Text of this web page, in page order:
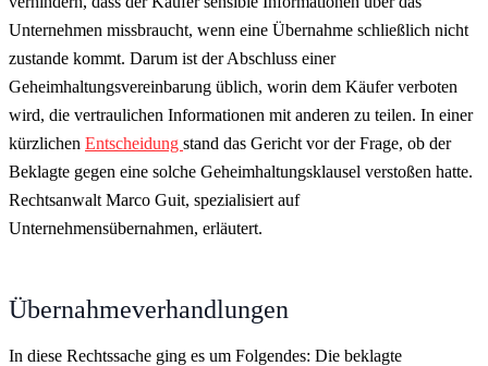
Unternehmen missbraucht, wenn eine Übernahme schließlich nicht
zustande kommt. Darum ist der Abschluss einer
Geheimhaltungsvereinbarung üblich, worin dem Käufer verboten
wird, die vertraulichen Informationen mit anderen zu teilen. In einer
kürzlichen Entscheidung stand das Gericht vor der Frage, ob der
Beklagte gegen eine solche Geheimhaltungsklausel verstoßen hatte.
Rechtsanwalt Marco Guit, spezialisiert auf
Unternehmensübernahmen, erläutert.
Übernahmeverhandlungen
In diese Rechtssache ging es um Folgendes: Die beklagte